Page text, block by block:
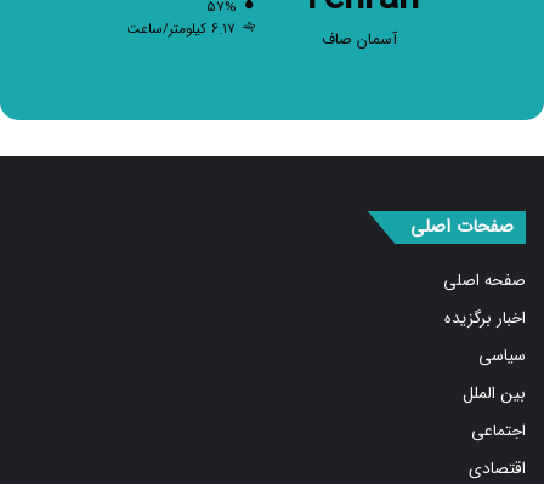
آسمان صاف
۵۷%
۶.۱۷ کیلومتر/ساعت
صفحات اصلی
صفحه اصلی
اخبار برگزیده
سیاسی
بین الملل
اجتماعی
اقتصادی